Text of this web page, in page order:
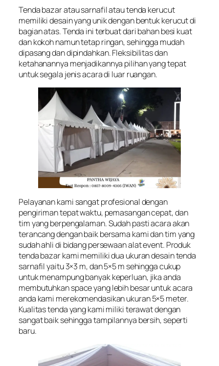
Tenda bazar atau sarnafil atau tenda kerucut
memiliki desain yang unik dengan bentuk kerucut di
bagian atas. Tenda ini terbuat dari bahan besi kuat
dan kokoh namun tetap ringan, sehingga mudah
dipasang dan dipindahkan. Fleksibilitas dan
ketahanannya menjadikannya pilihan yang tepat
untuk segala jenis acara di luar ruangan.
Pelayanan kami sangat profesional dengan
pengiriman tepat waktu, pemasangan cepat, dan
tim yang berpengalaman. Sudah pasti acara akan
terancang dengan baik bersama kami dan tim yang
sudah ahli di bidang persewaan alat event. Produk
tenda bazar kami memiliki dua ukuran desain tenda
sarnafil yaitu 3×3 m, dan 5×5 m sehingga cukup
untuk menampung banyak keperluan, jika anda
membutuhkan space yang lebih besar untuk acara
anda kami merekomendasikan ukuran 5×5 meter.
Kualitas tenda yang kami miliki terawat dengan
sangat baik sehingga tampilannya bersih, seperti
baru.